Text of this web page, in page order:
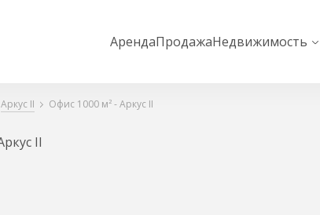
АрендаПродажаНедвижимость
Аркус II Офис 1000 м² - Аркус II